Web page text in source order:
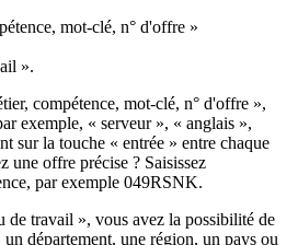
mot-clé, n° d'offre »
».
compétence, mot-clé, n° d'offre »,
exemple, « serveur », « anglais »,
sur la touche « entrée » entre chaque
une offre précise ? Saisissez
par exemple 049RSNK.
de travail », vous avez la possibilité de
département, une région, un pays ou